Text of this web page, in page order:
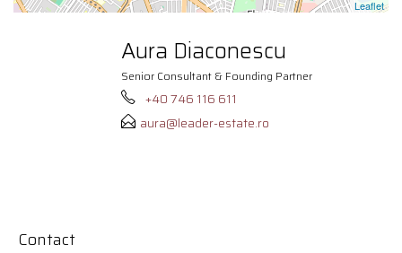
Leaflet
Aura Diaconescu
Senior Consultant & Founding Partner
+40 746 116 611
aura@leader-estate.ro
Contact